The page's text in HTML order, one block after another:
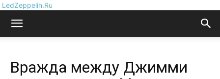
LedZeppelin.Ru
Вражда между Джимми